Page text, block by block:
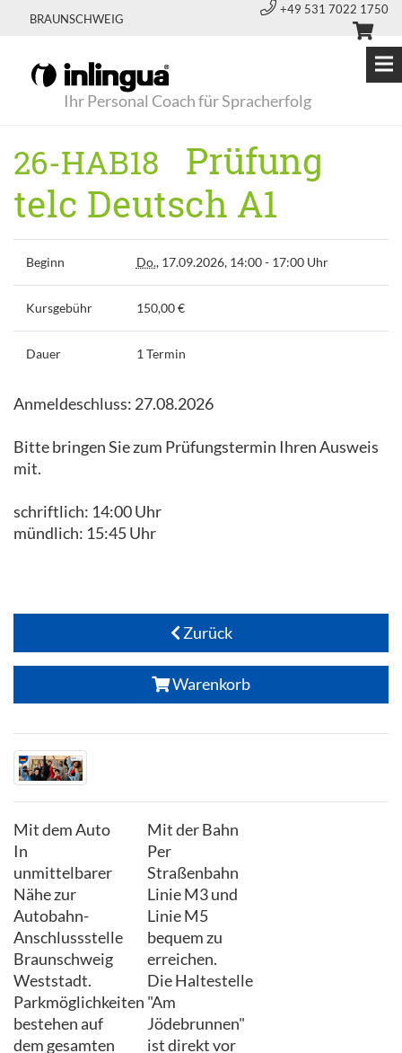
BRAUNSCHWEIG
+49 531 7022 1750
Ihr Personal Coach für Spracherfolg
26-HAB18 Prüfung
telc Deutsch A1
Beginn Do., 17.09.2026, 14:00 - 17:00 Uhr
Kursgebühr 150,00 €
Dauer 1 Termin
Anmeldeschluss: 27.08.2026
Bitte bringen Sie zum Prüfungstermin Ihren Ausweis
mit.
schriftlich: 14:00 Uhr
mündlich: 15:45 Uhr
Zurück
Warenkorb
Mit dem Auto
In
unmittelbarer
Nähe zur
Autobahn-
Anschlussstelle
Braunschweig
Weststadt.
Parkmöglichkeiten
bestehen auf
dem gesamten
Mit der Bahn
Per
Straßenbahn
Linie M3 und
Linie M5
bequem zu
erreichen.
Die Haltestelle
"Am
Jödebrunnen"
ist direkt vor